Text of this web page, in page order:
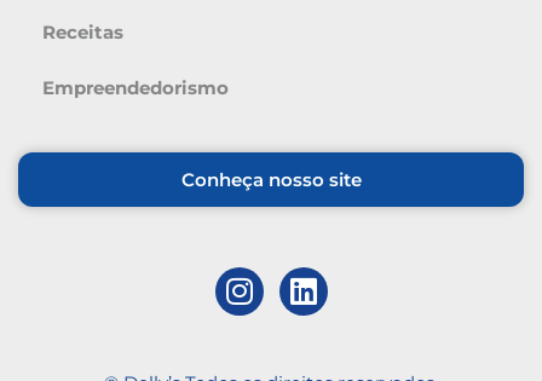
Receitas
Empreendedorismo
Conheça nosso site